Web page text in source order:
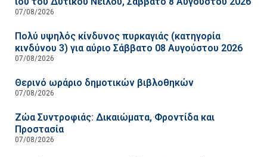
07/08/2026
Πολύ υψηλός κίνδυνος πυρκαγιάς (κατηγορία
κινδύνου 3) για αύριο Σάββατο 08 Αυγούστου 2026
07/08/2026
Θερινό ωράριο δημοτικών βιβλοθηκών
07/08/2026
Ζώα Συντροφιάς: Δικαιώματα, Φροντίδα και
Προστασία
07/08/2026